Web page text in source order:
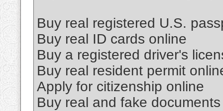
Buy real registered U.S.
Buy real ID cards online
Buy a registered driver's
Buy real resident permit
Apply for citizenship online
Buy real and fake